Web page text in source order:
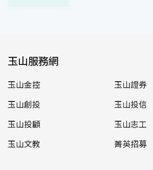
玉山服務網
玉山金控
玉山證券
玉山創投
玉山投信
玉山投顧
玉山志工
玉山文教
菁英招募